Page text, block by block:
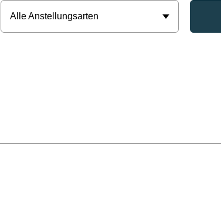
Alle Anstellungsarten